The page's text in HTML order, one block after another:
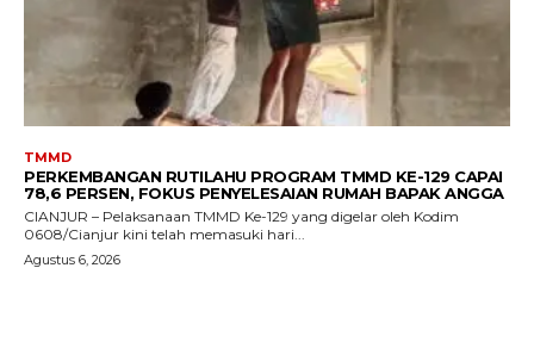
TMMD
PERKEMBANGAN RUTILAHU PROGRAM TMMD KE-129 CAPAI
78,6 PERSEN, FOKUS PENYELESAIAN RUMAH BAPAK ANGGA
CIANJUR – Pelaksanaan TMMD Ke-129 yang digelar oleh Kodim
0608/Cianjur kini telah memasuki hari...
Agustus 6, 2026